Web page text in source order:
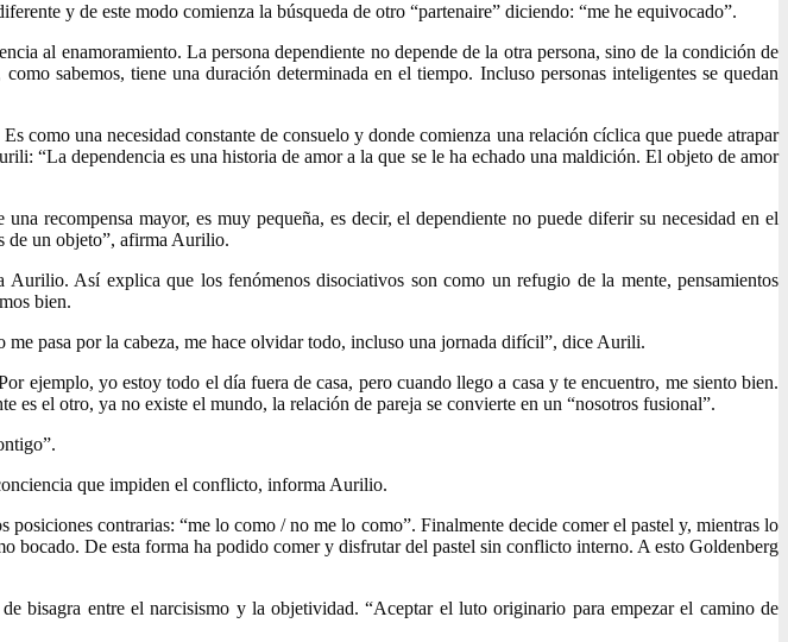
y de este modo comienza la búsqueda de otro “partenaire” diciendo: “me he equivocado”.
al enamoramiento. La persona dependiente no depende de la otra persona, sino de la condición de
sabemos, tiene una duración determinada en el tiempo. Incluso personas inteligentes se quedan
como una necesidad constante de consuelo y donde comienza una relación cíclica que puede atrapar
“La dependencia es una historia de amor a la que se le ha echado una maldición. El objeto de amor
recompensa mayor, es muy pequeña, es decir, el dependiente no puede diferir su necesidad en el
de un objeto”, afirma Aurilio.
Así explica que los fenómenos disociativos son como un refugio de la mente, pensamientos
bien.
pasa por la cabeza, me hace olvidar todo, incluso una jornada difícil”, dice Aurili.
ejemplo, yo estoy todo el día fuera de casa, pero cuando llego a casa y te encuentro, me siento bien.
es el otro, ya no existe el mundo, la relación de pareja se convierte en un “nosotros fusional”.
que impiden el conflicto, informa Aurilio.
contrarias: “me lo como / no me lo como”. Finalmente decide comer el pastel y, mientras lo
De esta forma ha podido comer y disfrutar del pastel sin conflicto interno. A esto Goldenberg
bisagra entre el narcisismo y la objetividad. “Aceptar el luto originario para empezar el camino de